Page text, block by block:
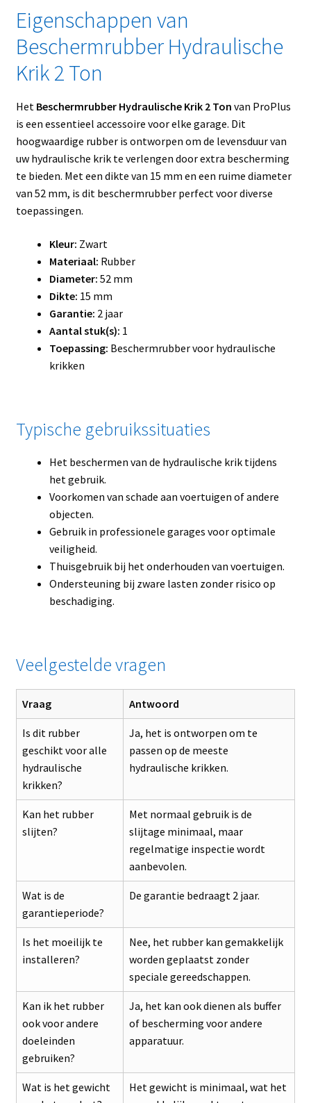
Eigenschappen van
Beschermrubber Hydraulische
Krik 2 Ton
Het Beschermrubber Hydraulische Krik 2 Ton van ProPlus
is een essentieel accessoire voor elke garage. Dit
hoogwaardige rubber is ontworpen om de levensduur van
uw hydraulische krik te verlengen door extra bescherming
te bieden. Met een dikte van 15 mm en een ruime diameter
van 52 mm, is dit beschermrubber perfect voor diverse
toepassingen.
Kleur: Zwart
Materiaal: Rubber
Diameter: 52 mm
Dikte: 15 mm
Garantie: 2 jaar
Aantal stuk(s): 1
Toepassing: Beschermrubber voor hydraulische
krikken
Typische gebruikssituaties
Het beschermen van de hydraulische krik tijdens
het gebruik.
Voorkomen van schade aan voertuigen of andere
objecten.
Gebruik in professionele garages voor optimale
veiligheid.
Thuisgebruik bij het onderhouden van voertuigen.
Ondersteuning bij zware lasten zonder risico op
beschadiging.
Veelgestelde vragen
Vraag Antwoord
Is dit rubber
geschikt voor alle
hydraulische
krikken?
Ja, het is ontworpen om te
passen op de meeste
hydraulische krikken.
Kan het rubber
slijten?
Met normaal gebruik is de
slijtage minimaal, maar
regelmatige inspectie wordt
aanbevolen.
Wat is de
garantieperiode?
De garantie bedraagt 2 jaar.
Is het moeilijk te
installeren?
Nee, het rubber kan gemakkelijk
worden geplaatst zonder
speciale gereedschappen.
Kan ik het rubber
ook voor andere
doeleinden
gebruiken?
Ja, het kan ook dienen als buffer
of bescherming voor andere
apparatuur.
Wat is het gewicht
Het gewicht is minimaal, wat het